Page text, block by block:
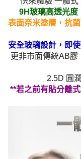
9H玻璃高透光度
表面奈米塗層，抗
安全玻璃設計，即
更非市面傳統AB
2.5D 圓
**若之前有貼分離